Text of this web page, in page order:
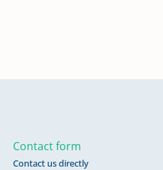
Contact form
Contact us directly